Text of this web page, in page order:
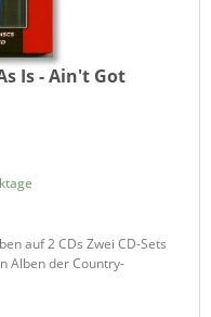
Is - Ain't Got
auf 2 CDs Zwei CD-Sets
Alben der Country-